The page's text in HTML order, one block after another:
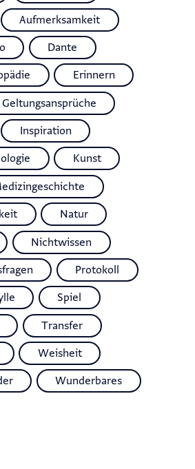
Aufmerksamkeit
Dante
Erinnern
Geltungsansprüche
Inspiration
Kunst
Natur
Nichtwissen
Protokoll
Spiel
Transfer
Weisheit
Wunderbares